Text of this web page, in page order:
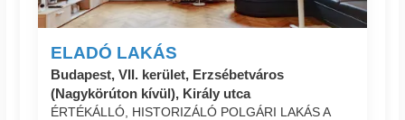
ELADÓ LAKÁS
Budapest, VII. kerület, Erzsébetváros
(Nagykörúton kívül), Király utca
ÉRTÉKÁLLÓ, HISTORIZÁLÓ POLGÁRI LAKÁS A